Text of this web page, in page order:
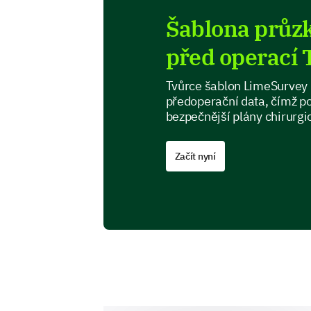
Šablona
před operací
Tvůrce šablon
předoperační data, čímž
bezpečnější plány
Začít nyní